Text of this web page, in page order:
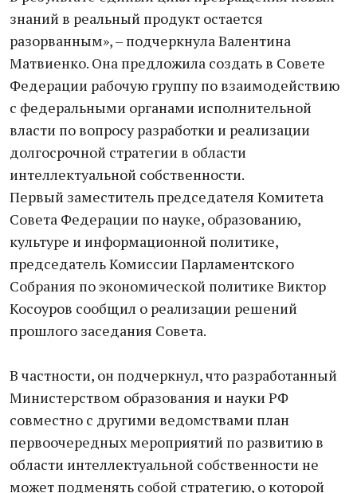
знаний в реальный продукт остается
разорванным», – подчеркнула Валентина
Матвиенко. Она предложила создать в Совете
Федерации рабочую группу по взаимодействию
с федеральными органами исполнительной
власти по вопросу разработки и реализации
долгосрочной стратегии в области
интеллектуальной собственности.
Первый заместитель председателя Комитета
Совета Федерации по науке, образованию,
культуре и информационной политике,
председатель Комиссии Парламентского
Собрания по экономической политике Виктор
Косоуров сообщил о реализации решений
прошлого заседания Совета.
В частности, он подчеркнул, что разработанный
Министерством образования и науки РФ
совместно с другими ведомствами план
первоочередных мероприятий по развитию в
области интеллектуальной собственности не
может подменять собой стратегию, о которой